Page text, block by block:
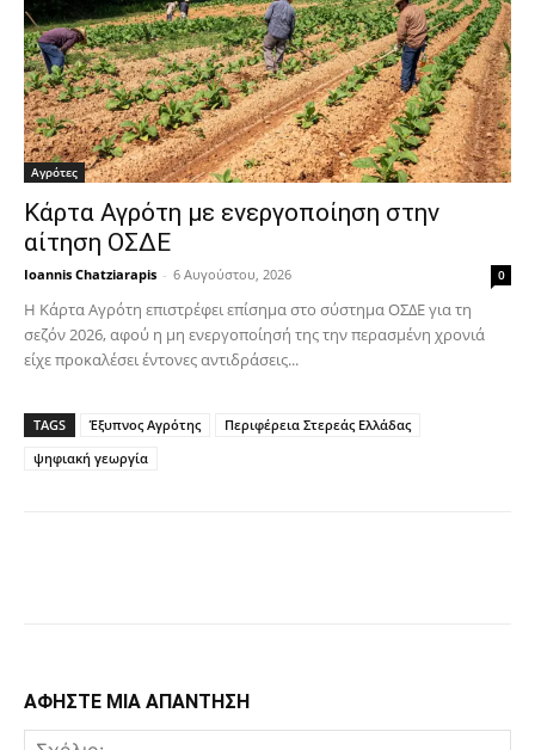
Αγρότες
Κάρτα Αγρότη με ενεργοποίηση στην
αίτηση ΟΣΔΕ
Ioannis Chatziarapis - 6 Αυγούστου, 2026 0
Η Κάρτα Αγρότη επιστρέφει επίσημα στο σύστημα ΟΣΔΕ για τη
σεζόν 2026, αφού η μη ενεργοποίησή της την περασμένη χρονιά
είχε προκαλέσει έντονες αντιδράσεις...
TAGS Έξυπνος Αγρότης
Περιφέρεια Στερεάς Ελλάδας
ψηφιακή γεωργία
ΑΦΗΣΤΕ ΜΙΑ ΑΠΑΝΤΗΣΗ